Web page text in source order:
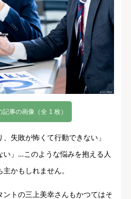
記事の画像（全 1 枚）
、失敗が怖くて行動できない」
い」...このような悩みを抱える人
かもしれません。
ントの三上美幸さんもかつてはそ